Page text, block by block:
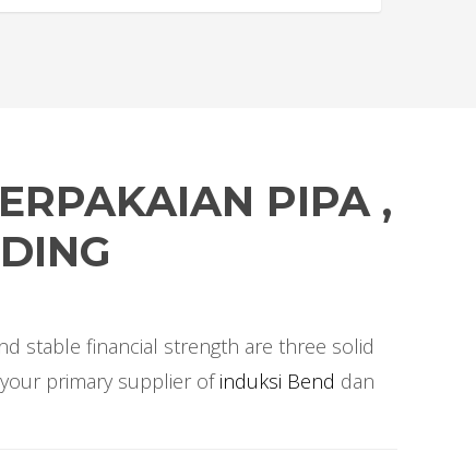
PIPA ,
stable financial strength are three solid
primary supplier of induksi Bend dan